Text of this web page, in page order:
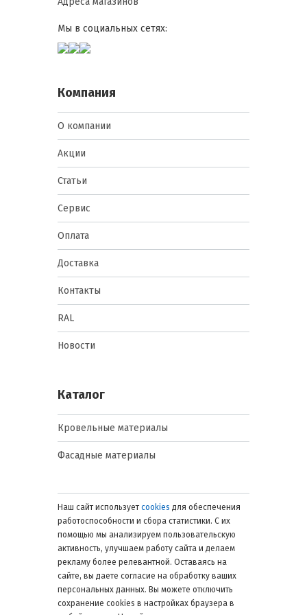
трудозатраты и повышая
Долговременная эксплуатация:
оцинкованная поверхность
покраски или обработки.
Снижение эксплуатационных
затрат: минимальная
необходимость в техническом
расходы на содержание зданий и
сооружений.
Универсальность применения:
стен, крыш, заборов, складских и
обеспечивая одинаково высокий
Классификация и виды
оцинкованного МП-20х1100
Стандартная оцинковка (без
сталь с цинковым покрытием
Преимущества: высокая
обработке и резке. Применение:
стены хозяйственных построек,
заборы, временные конструкции,
склады.
Лист с усиленной оцинковкой.
Суть: повышенная масса цинка до
350 г/м². Преимущества:
максимальная защита от коррозии,
долговечность даже в агрессивной
Мы в социальных сетях:
Компания
О компании
Акции
Статьи
Сервис
Оплата
Доставка
Контакты
RAL
Новости
Каталог
Кровельные материалы
Фасадные материалы
Наш сайт использует cookies для обеспечения
работоспособности и сбора статистики. С их
помощью мы анализируем пользовательскую
активность, улучшаем работу сайта и делаем
рекламу более релевантной. Оставаясь на
сайте, вы даете согласие на обработку ваших
персональных данных. Вы можете отключить
сохранение cookies в настройках браузера в